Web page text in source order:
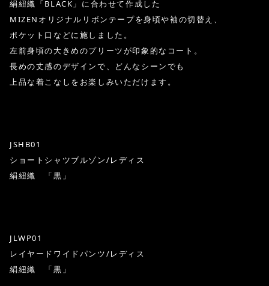
絹紐織「BLACK」に合わせて作成した
MIZENオリジナルリボンテープを身頃や袖の切替え、
ポケット口などに施しました。
左前身頃の大きめのプリーツが印象的なコート。
長めの丈感のデザインで、どんなシーンでも
上品な着こなしをお楽しみいただけます。
JSHB01
ショートシャツブルゾン/レディス
絹紐織 「黒」
JLWP01
レイヤードワイドパンツ/レディス
絹紐織 「黒」